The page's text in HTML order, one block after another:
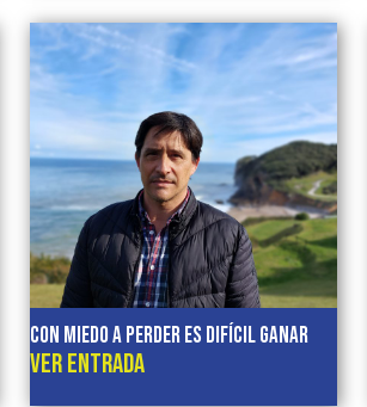
Con miedo a perder es difícil ganar
VER ENTRADA